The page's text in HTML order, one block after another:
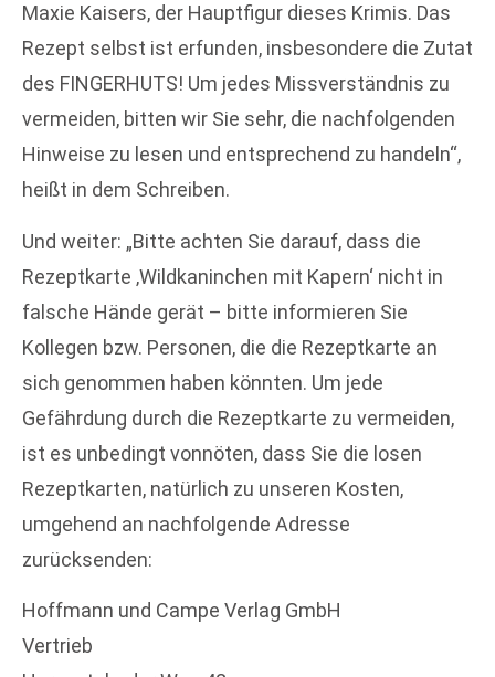
Maxie Kaisers, der Hauptfigur dieses Krimis. Das
Rezept selbst ist erfunden, insbesondere die Zutat
des FINGERHUTS! Um jedes Missverständnis zu
vermeiden, bitten wir Sie sehr, die nachfolgenden
Hinweise zu lesen und entsprechend zu handeln“,
heißt in dem Schreiben.
Und weiter: „Bitte achten Sie darauf, dass die
Rezeptkarte ‚Wildkaninchen mit Kapern‘ nicht in
falsche Hände gerät – bitte informieren Sie
Kollegen bzw. Personen, die die Rezeptkarte an
sich genommen haben könnten. Um jede
Gefährdung durch die Rezeptkarte zu vermeiden,
ist es unbedingt vonnöten, dass Sie die losen
Rezeptkarten, natürlich zu unseren Kosten,
umgehend an nachfolgende Adresse
zurücksenden:
Hoffmann und Campe Verlag GmbH
Vertrieb